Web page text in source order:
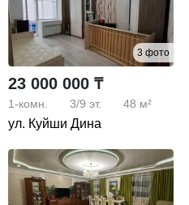
3 фото
23 000 000 ₸
1-комн. 3/9 эт. 48 м²
ул. Куйши Дина